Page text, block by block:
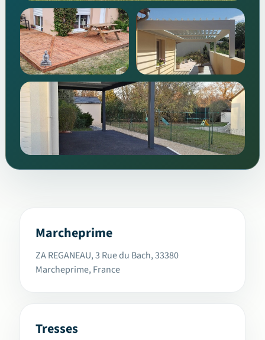
Marcheprime
ZA REGANEAU, 3 Rue du Bach, 33380
Marcheprime, France
Tresses